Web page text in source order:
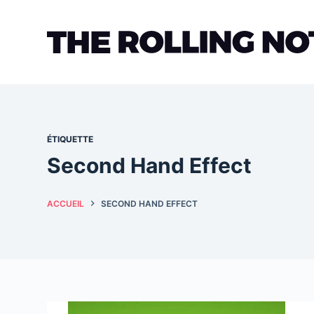
ÉTIQUETTE
Second Hand Effect
ACCUEIL SECOND HAND EFFECT